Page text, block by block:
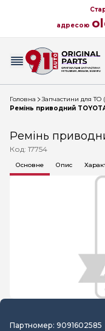
адресою
Головна
Запчастини для ТО
Ремінь приводний
Ремінь
Код: 17754
Основне Опис
Партномер: 9091602585